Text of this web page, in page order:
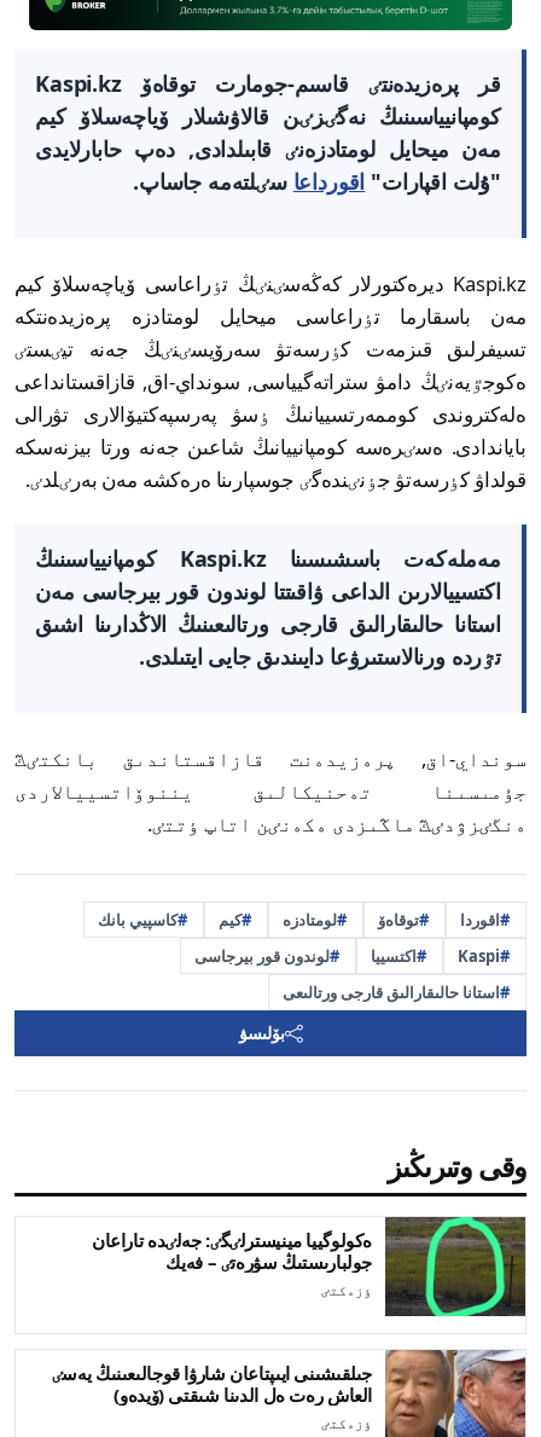
قر پرەزيدەنتٸ قاسىم-جومارت توقاەۆ Kaspi.kz
كومپانيياسىنىڭ نەگٸزٸن قالاۋشىلار ۆياچەسلاۆ كيم
مەن ميحايل لومتادزەنٸ قابىلدادى, دەپ حابارلايدى
"ۇلت اقپارات" اقورداعا سٸلتەمە جاساپ.
Kaspi.kz ديرەكتورلار كەڭەسٸنٸڭ تٶراعاسى ۆياچەسلاۆ كيم
مەن باسقارما تٶراعاسى ميحايل لومتادزە پرەزيدەنتكە
تسيفرلىق قىزمەت كٶرسەتۋ سەرۆيسٸنٸڭ جەنە تيٸستٸ
ەكوجٷيەنٸڭ دامۋ ستراتەگيياسى, سونداي-اق, قازاقستانداعى
ەلەكتروندى كوممەرتسييانىڭ ٶسۋ پەرسپەكتيۆالارى تۋرالى
باياندادى. ەسٸرەسە كومپانييانىڭ شاعىن جەنە ورتا بيزنەسكە
قولداۋ كٶرسەتۋ جٶنٸندەگٸ جوسپارىنا ەرەكشە مەن بەرٸلدٸ.
مەملەكەت باسشىسىنا Kaspi.kz كومپانيياسىنىڭ
اكتسييالارىن الداعى ۋاقىتتا لوندون قور بيرجاسى مەن
استانا حالىقارالىق قارجى ورتالىعىنىڭ الاڭدارىنا اشىق
تٷردە ورنالاستىرۋعا دايىندىق جايى ايتىلدى.
سونداي-اق, پرەزيدەنت قازاقستاندىق بانكتٸڭ
جۇمىسىنا تەحنيكالىق يننوۆاتسييالاردى
ەنگٸزۋدٸڭ ماڭىزدى ەكەنٸن اتاپ ٶتتٸ.
اقوردا توقاەۆ لومتادزە كيم
كاسپيي بانك
Kaspi
اكتسييا
لوندون قور بيرجاسى
استانا حالىقارالىق قارجى ورتالىعى
بۆلىسۋ
وقى وتىرىڭىز
ەكولوگييا مينيسترلٸگٸ: جەلٸدە تاراعان
جولبارىستىڭ سۋرەتٸ – فەيك
ٶزەكتٸ
جىلقىشىنى ايىپتاعان شارۋا قوجالىعىنىڭ يەسٸ
العاش رەت ەل الدىنا شىقتى (ۆيدەو)
ٶزەكتٸ